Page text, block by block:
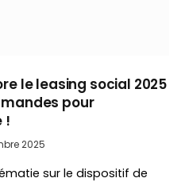
le leasing social 2025
pour
!
2025
sur le dispositif de